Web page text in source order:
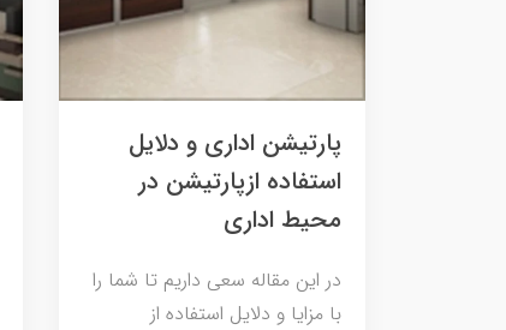
پارتیشن اداری و دلایل
استفاده ازپارتیشن در
محیط اداری
در این مقاله سعی داریم تا شما را
با مزایا و دلایل استفاده از